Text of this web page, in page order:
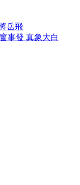
岳飛
事發 真象大白